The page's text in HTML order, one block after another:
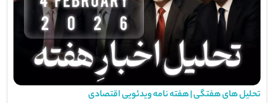
تحلیل های هفتگی | هفته نامه ویدئویی اقتصادی